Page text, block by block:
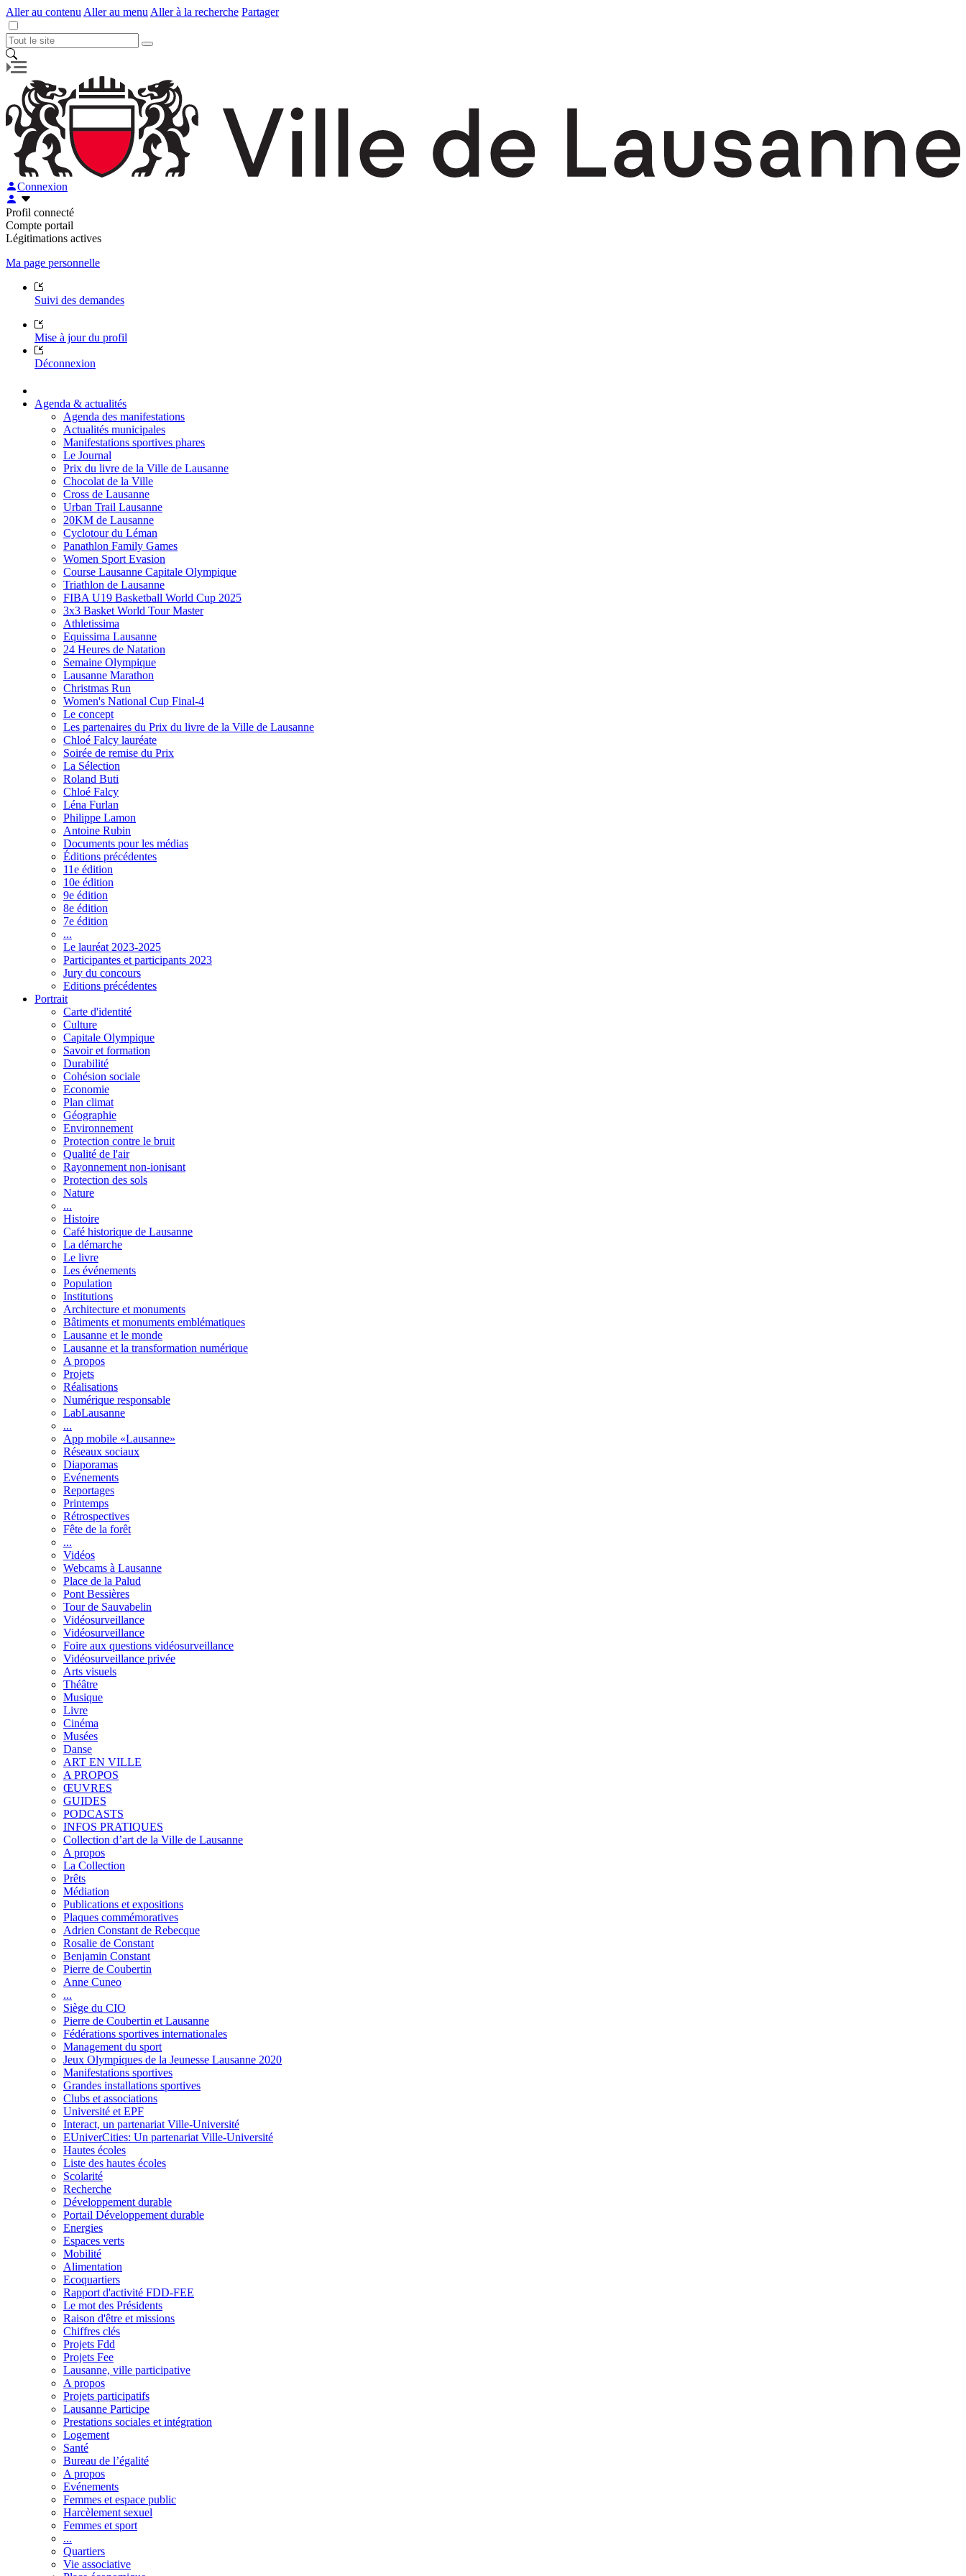
Aller au contenu Aller au menu Aller à la recherche Partager
Connexion
Profil connecté
Compte portail
Légitimations actives
Ma page personnelle
Suivi des demandes
Mise à jour du profil
Déconnexion
Agenda & actualités
Agenda des manifestations
Actualités municipales
Manifestations sportives phares
Le Journal
Prix du livre de la Ville de Lausanne
Chocolat de la Ville
Cross de Lausanne
Urban Trail Lausanne
20KM de Lausanne
Cyclotour du Léman
Panathlon Family Games
Women Sport Evasion
Course Lausanne Capitale Olympique
Triathlon de Lausanne
FIBA U19 Basketball World Cup 2025
3x3 Basket World Tour Master
Athletissima
Equissima Lausanne
24 Heures de Natation
Semaine Olympique
Lausanne Marathon
Christmas Run
Women's National Cup Final-4
Le concept
Les partenaires du Prix du livre de la Ville de Lausanne
Chloé Falcy lauréate
Soirée de remise du Prix
La Sélection
Roland Buti
Chloé Falcy
Léna Furlan
Philippe Lamon
Antoine Rubin
Documents pour les médias
Éditions précédentes
11e édition
10e édition
9e édition
8e édition
7e édition
...
Le lauréat 2023-2025
Participantes et participants 2023
Jury du concours
Editions précédentes
Portrait
Carte d'identité
Culture
Capitale Olympique
Savoir et formation
Durabilité
Cohésion sociale
Economie
Plan climat
Géographie
Environnement
Protection contre le bruit
Qualité de l'air
Rayonnement non-ionisant
Protection des sols
Nature
...
Histoire
Café historique de Lausanne
La démarche
Le livre
Les événements
Population
Institutions
Architecture et monuments
Bâtiments et monuments emblématiques
Lausanne et le monde
Lausanne et la transformation numérique
A propos
Projets
Réalisations
Numérique responsable
LabLausanne
...
App mobile «Lausanne»
Réseaux sociaux
Diaporamas
Evénements
Reportages
Printemps
Rétrospectives
Fête de la forêt
...
Vidéos
Webcams à Lausanne
Place de la Palud
Pont Bessières
Tour de Sauvabelin
Vidéosurveillance
Vidéosurveillance
Foire aux questions vidéosurveillance
Vidéosurveillance privée
Arts visuels
Théâtre
Musique
Livre
Cinéma
Musées
Danse
ART EN VILLE
A PROPOS
ŒUVRES
GUIDES
PODCASTS
INFOS PRATIQUES
Collection d’art de la Ville de Lausanne
A propos
La Collection
Prêts
Médiation
Publications et expositions
Plaques commémoratives
Adrien Constant de Rebecque
Rosalie de Constant
Benjamin Constant
Pierre de Coubertin
Anne Cuneo
...
Siège du CIO
Pierre de Coubertin et Lausanne
Fédérations sportives internationales
Management du sport
Jeux Olympiques de la Jeunesse Lausanne 2020
Manifestations sportives
Grandes installations sportives
Clubs et associations
Université et EPF
Interact, un partenariat Ville-Université
EUniverCities: Un partenariat Ville-Université
Hautes écoles
Liste des hautes écoles
Scolarité
Recherche
Développement durable
Portail Développement durable
Energies
Espaces verts
Mobilité
Alimentation
Ecoquartiers
Rapport d'activité FDD-FEE
Le mot des Présidents
Raison d'être et missions
Chiffres clés
Projets Fdd
Projets Fee
Lausanne, ville participative
A propos
Projets participatifs
Lausanne Participe
Prestations sociales et intégration
Logement
Santé
Bureau de l’égalité
A propos
Evénements
Femmes et espace public
Harcèlement sexuel
Femmes et sport
...
Quartiers
Vie associative